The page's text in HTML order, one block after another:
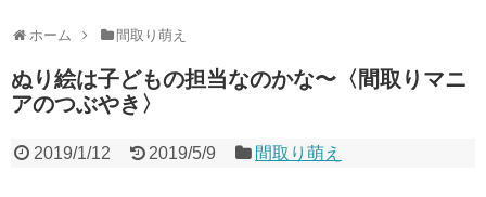
ホーム 間取り萌え
ぬり絵は子どもの担当なのかな〜〈間取りマニ
アのつぶやき〉
2019/1/12 2019/5/9 間取り萌え